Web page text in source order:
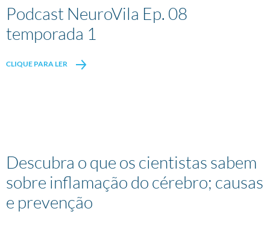
Podcast NeuroVila Ep. 08
temporada 1
CLIQUE PARA LER
Descubra o que os cientistas sabem
sobre inflamação do cérebro; causas
e prevenção